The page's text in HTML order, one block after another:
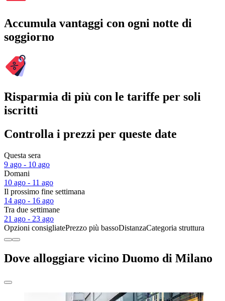
Accumula vantaggi con ogni notte di
soggiorno
Risparmia di più con le tariffe per soli
iscritti
Controlla i prezzi per queste date
Questa sera
9 ago - 10 ago
Domani
10 ago - 11 ago
Il prossimo fine settimana
14 ago - 16 ago
Tra due settimane
21 ago - 23 ago
Opzioni consigliatePrezzo più bassoDistanzaCategoria struttura
Dove alloggiare vicino Duomo di Milano